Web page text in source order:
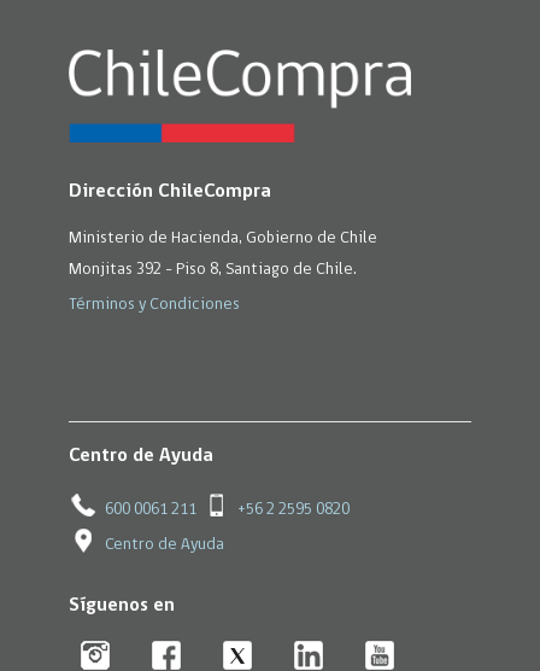
Dirección ChileCompra
Ministerio de Hacienda, Gobierno de Chile
Monjitas 392 - Piso 8, Santiago de Chile.
Términos y Condiciones
Centro de Ayuda
600 0061 211 +56 2 2595 0820
Centro de Ayuda
Síguenos en